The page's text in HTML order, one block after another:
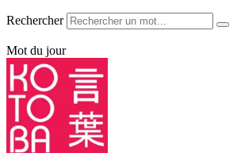
Rechercher
Mot du jour